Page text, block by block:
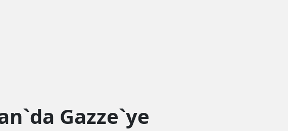
Gazze`ye